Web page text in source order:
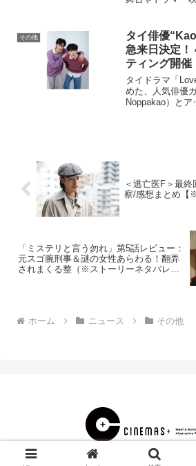
が分かった。最
カルにも...
その他
タイ俳優
急来⽇決定！
ティング開催
タイドラマ「
めた、⼈気俳優
Noppakao）とア
＜逃亡医F＞最
察/感想まとめ【
「ミステリと言う勿れ」第5話レビュー：
元スゴ腕刑事＆謎の女性あらわる！翻弄
されまくる整（※ストーリーネタバレあ
ホーム ニュース その他
© 2000 CINEMAS＋.